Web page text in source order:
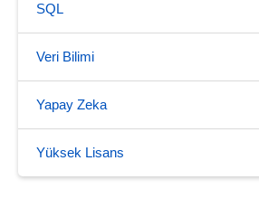
SQL
Veri Bilimi
Yapay Zeka
Yüksek Lisans